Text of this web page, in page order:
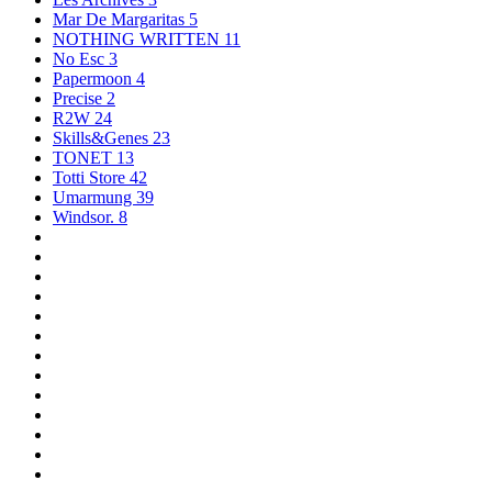
Mar De Margaritas 5
NOTHING WRITTEN 11
No Esc 3
Papermoon 4
Precise 2
R2W 24
Skills&Genes 23
TONET 13
Totti Store 42
Umarmung 39
Windsor. 8